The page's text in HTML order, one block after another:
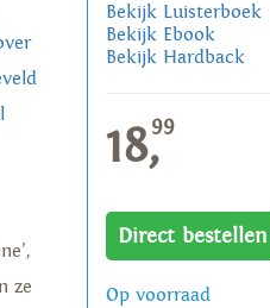
ze
Bekijk Luisterboek
Bekijk Ebook
Bekijk Hardback
18,99
Direct bestellen
Op voorraad